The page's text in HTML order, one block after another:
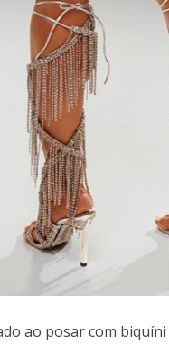
ao posar com biquíni